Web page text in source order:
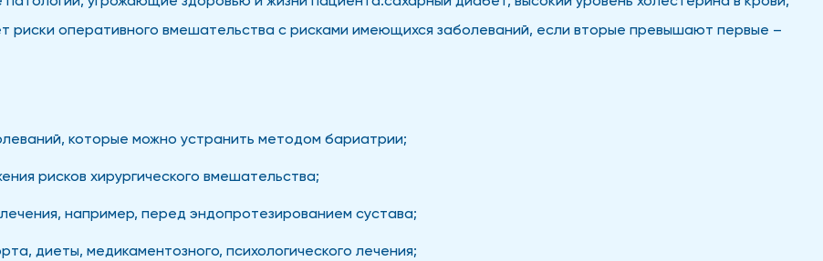
риски оперативного вмешательства с рисками имеющихся заболеваний, если вторые превышают первые –
которые можно устранить методом бариатрии;
рисков хирургического вмешательства;
например, перед эндопротезированием сустава;
диеты, медикаментозного, психологического лечения;